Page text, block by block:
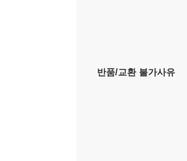
반품/교환 불가사유